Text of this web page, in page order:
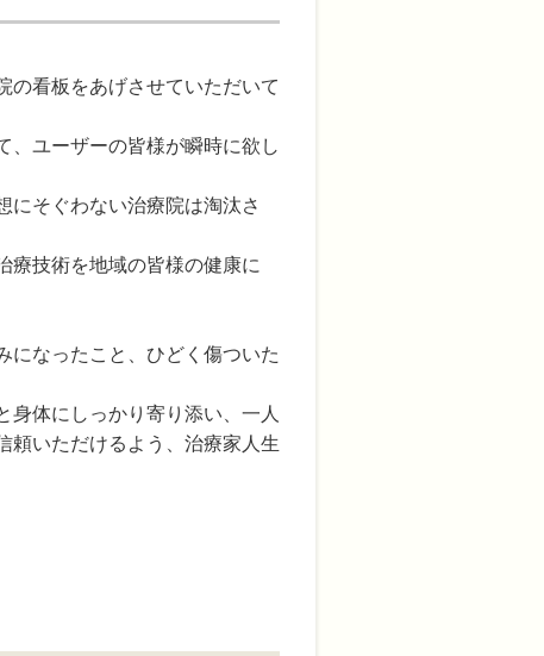
の看板をあげさせていただいて
、ユーザーの皆様が瞬時に欲し
にそぐわない治療院は淘汰さ
療技術を地域の皆様の健康に
になったこと、ひどく傷ついた
身体にしっかり寄り添い、一人
頼いただけるよう、治療家人生